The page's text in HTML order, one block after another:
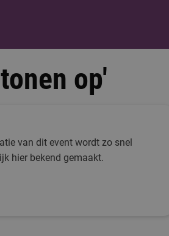
op'
van dit event wordt zo snel
hier bekend gemaakt.